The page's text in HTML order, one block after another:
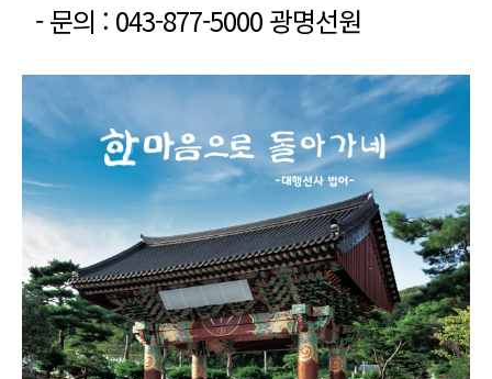
- 문의 : 043-877-5000 광명선원